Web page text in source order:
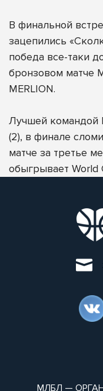
В финальной
зацепились
победа все-таки
бронзовом матче
MERLION.
Лучшей командой
(2), в финале
матче за третье
обыгрывает World
МЛБЛ —